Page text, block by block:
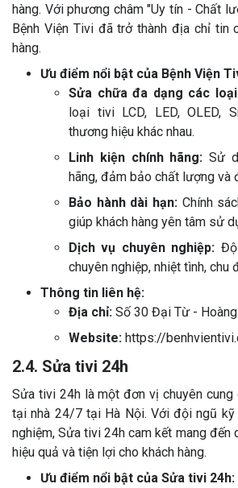
hàng. Với phương châm "Uy tín - Chất
Bệnh Viện Tivi đã trở thành địa chỉ tin
hàng.
Ưu điểm nổi bật của Bệnh Viện
Sửa chữa đa dạng các
loại tivi LCD, LED, OLED,
thương hiệu khác nhau.
Linh kiện chính hãng: Sử
hãng, đảm bảo chất lượng và
Bảo hành dài hạn: Chính
giúp khách hàng yên tâm sử
Dịch vụ chuyên nghiệp:
chuyên nghiệp, nhiệt tình, chu
Thông tin liên hệ:
Địa chỉ: Số 30 Đại Từ -
Website: https://
2.4. Sửa tivi 24h
Sửa tivi 24h là một đơn vị chuyên
tại nhà 24/7 tại Hà Nội. Với đội ngũ kỹ
nghiệm, Sửa tivi 24h cam kết mang đến
hiệu quả và tiện lợi cho khách hàng.
Ưu điểm nổi bật của Sửa tivi 24h: